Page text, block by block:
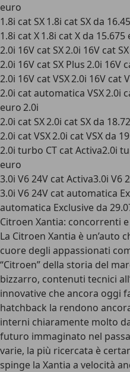
euro
1.8i cat SX 1.8i cat SX da
1.8i cat X 1.8i cat X da 15.675
2.0i 16V cat SX 2.0i 16V cat
2.0i 16V cat SX Plus 2.0i 16V
2.0i 16V cat VSX 2.0i 16V cat
2.0i cat automatica VSX 2.0i
euro 2.0i
2.0i cat SX 2.0i cat SX da
2.0i cat VSX 2.0i cat VSX da
2.0i turbo CT cat Activa2.0i
euro
3.0i V6 24V cat Activa3.0i V6
3.0i V6 24V cat automatica
automatica Exclusive da
Citroen Xantia: concorrenti
La Citroen Xantia è un’auto
cuore degli appassionati
“Citroen” della storia del
bizzarro, contenuti tecnici
innovative che ancora oggi
hatchback la rendono
interni chiaramente molto
futuro immaginato nel
varie, la più ricercata è
spinge la Xantia a velocità